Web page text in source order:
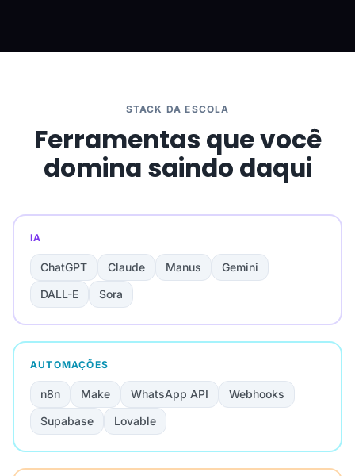
STACK DA ESCOLA
Ferramentas que você
domina saindo daqui
IA
ChatGPT Claude Manus
Gemini
DALL-E
Sora
AUTOMAÇÕES
n8n Make WhatsApp API
Webhooks
Supabase
Lovable